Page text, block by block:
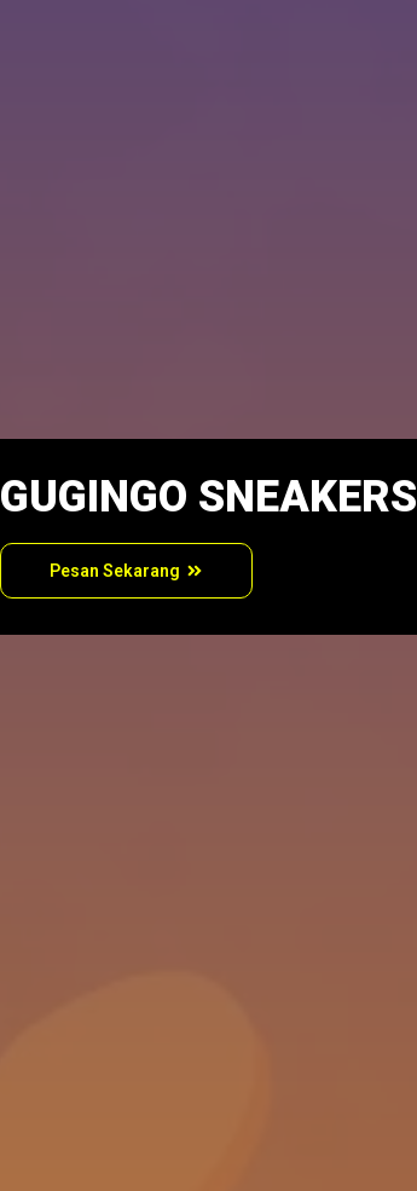
GUGINGO SNEAKERS
Pesan Sekarang